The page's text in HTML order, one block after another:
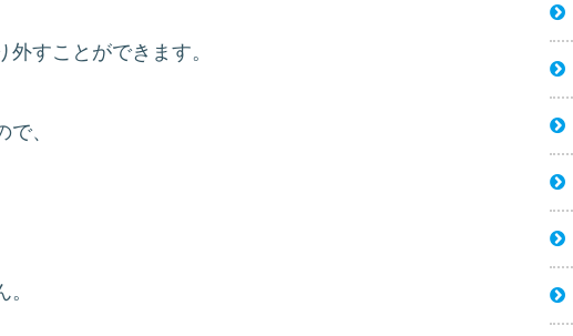
すことができます。
、